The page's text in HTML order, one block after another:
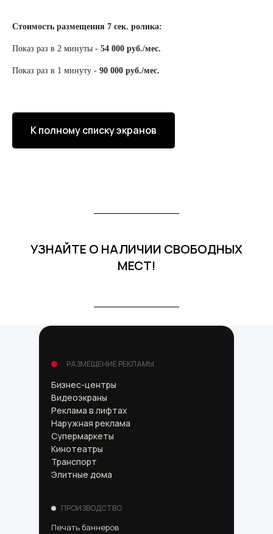
Стоимость размещения 7 сек. ролика:
Показ раз в 2 минуты - 54 000 руб./мес.
Показ раз в 1 минуту - 90 000 руб./мес.
К полному списку экранов
УЗНАЙТЕ О НАЛИЧИИ СВОБОДНЫХ
МЕСТ!
РАЗМЕЩЕНИЕ РЕКЛАМЫ
Бизнес-центры
Видеоэкраны
Реклама в лифтах
Наружная реклама
Супермаркеты
Кинотеатры
Транспорт
Элитные дома
ПРОИЗВОДСТВО
Печать баннеров